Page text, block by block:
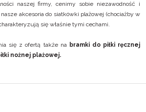
naszej firmy, cenimy sobie niezawodność i
nasze akcesoria do siatkówki plażowej (chociażby w
się właśnie tymi cechami.
się z ofertą także na bramki do piłki ręcznej
nożnej plażowej.